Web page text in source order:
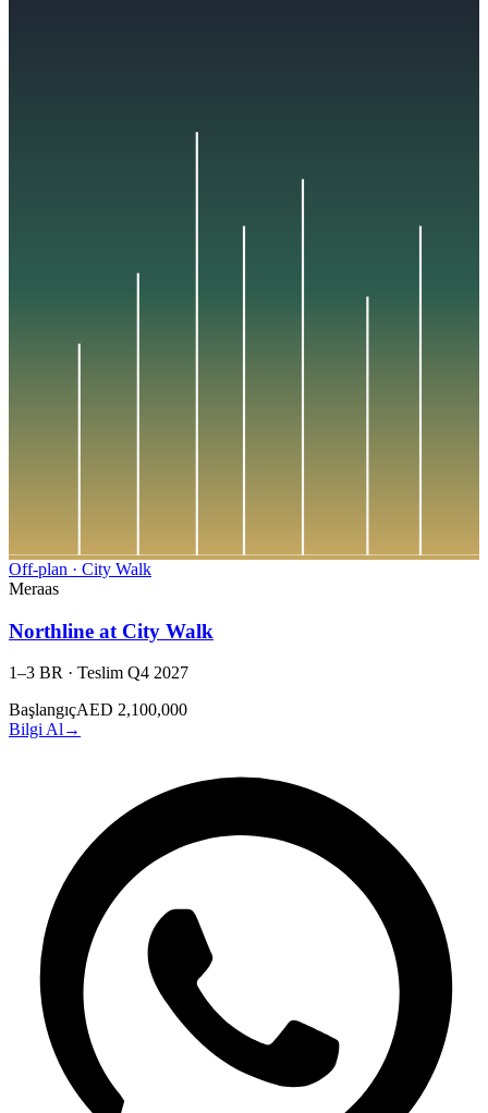
Off-plan · City Walk
Meraas
Northline at City Walk
1–3 BR · Teslim Q4 2027
BaşlangıçAED 2,100,000
Bilgi Al →